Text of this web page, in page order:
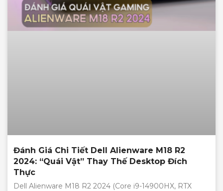
Đánh Giá Chi Tiết Dell Alienware M18 R2
2024: “Quái Vật” Thay Thế Desktop Đích
Thực
Dell Alienware M18 R2 2024 (Core i9-14900HX, RTX